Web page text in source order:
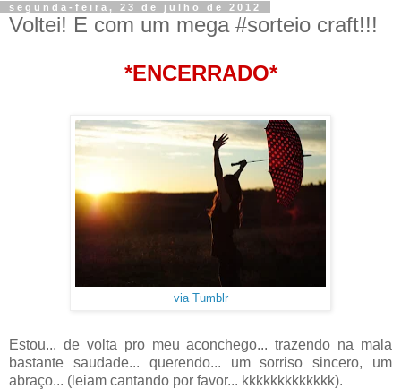
segunda-feira, 23 de julho de 2012
Voltei! E com um mega #sorteio craft!!!
*ENCERRADO*
via Tumblr
Estou... de volta pro meu aconchego... trazendo na mala
bastante saudade... querendo... um sorriso sincero, um
abraço... (leiam cantando por favor... kkkkkkkkkkkkk).